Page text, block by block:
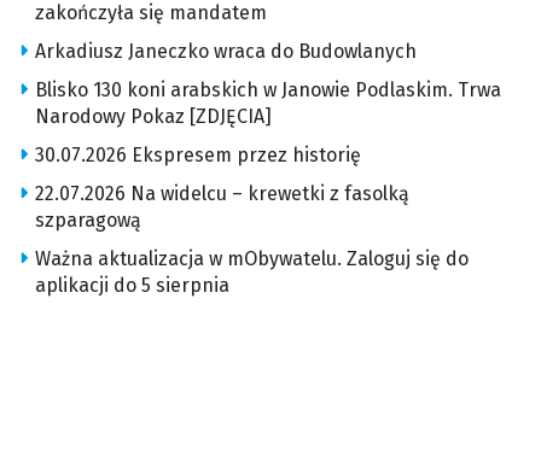
zakończyła się mandatem
Arkadiusz Janeczko wraca do Budowlanych
Blisko 130 koni arabskich w Janowie Podlaskim. Trwa
Narodowy Pokaz [ZDJĘCIA]
30.07.2026 Ekspresem przez historię
22.07.2026 Na widelcu – krewetki z fasolką
szparagową
Ważna aktualizacja w mObywatelu. Zaloguj się do
aplikacji do 5 sierpnia